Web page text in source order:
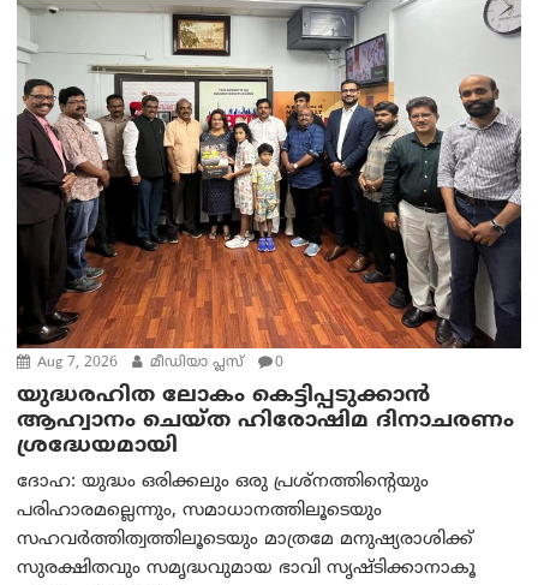
Aug 7, 2026 മീഡിയാ പ്ലസ് 0
യുദ്ധരഹിത ലോകം കെട്ടിപ്പടുക്കാന്‍
ആഹ്വാനം ചെയ്ത ഹിരോഷിമ ദിനാചരണം
ശ്രദ്ധേയമായി
ദോഹ: യുദ്ധം ഒരിക്കലും ഒരു പ്രശ്‌നത്തിന്റെയും
പരിഹാരമല്ലെന്നും, സമാധാനത്തിലൂടെയും
സഹവര്‍ത്തിത്വത്തിലൂടെയും മാത്രമേ മനുഷ്യരാശിക്ക്
സുരക്ഷിതവും സമൃദ്ധവുമായ ഭാവി സൃഷ്ടിക്കാനാകൂ